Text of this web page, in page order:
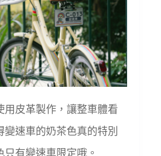
用皮革製作，讓整車體看
速車的奶茶色真的特別
有變速車限定哦。